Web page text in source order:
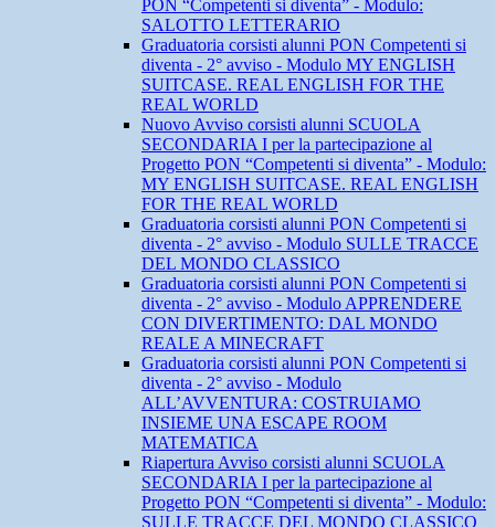
PON “Competenti si diventa” - Modulo:
SALOTTO LETTERARIO
Graduatoria corsisti alunni PON Competenti si
diventa - 2° avviso - Modulo MY ENGLISH
SUITCASE. REAL ENGLISH FOR THE
REAL WORLD
Nuovo Avviso corsisti alunni SCUOLA
SECONDARIA I per la partecipazione al
Progetto PON “Competenti si diventa” - Modulo:
MY ENGLISH SUITCASE. REAL ENGLISH
FOR THE REAL WORLD
Graduatoria corsisti alunni PON Competenti si
diventa - 2° avviso - Modulo SULLE TRACCE
DEL MONDO CLASSICO
Graduatoria corsisti alunni PON Competenti si
diventa - 2° avviso - Modulo APPRENDERE
CON DIVERTIMENTO: DAL MONDO
REALE A MINECRAFT
Graduatoria corsisti alunni PON Competenti si
diventa - 2° avviso - Modulo
ALL’AVVENTURA: COSTRUIAMO
INSIEME UNA ESCAPE ROOM
MATEMATICA
Riapertura Avviso corsisti alunni SCUOLA
SECONDARIA I per la partecipazione al
Progetto PON “Competenti si diventa” - Modulo:
SULLE TRACCE DEL MONDO CLASSICO